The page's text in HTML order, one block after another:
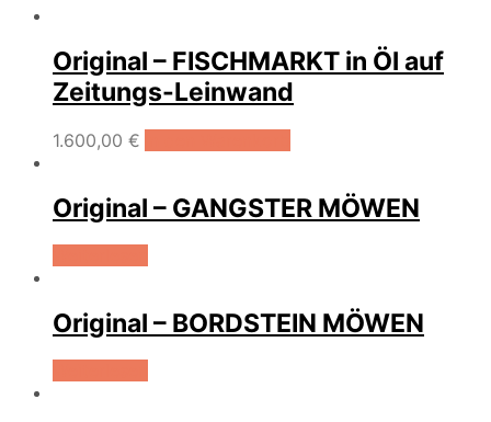
Original – FISCHMARKT in Öl auf
Zeitungs-Leinwand
1.600,00 €
Original – GANGSTER MÖWEN
Original – BORDSTEIN MÖWEN